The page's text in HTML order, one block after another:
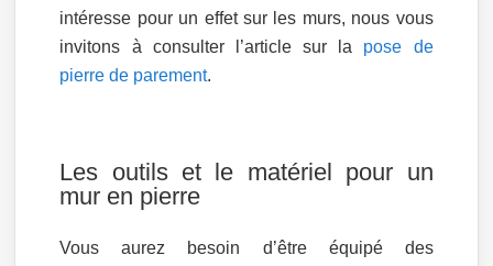
intéresse pour un effet sur les murs, nous vous
invitons à consulter l’article sur la pose de
pierre de parement.
Les outils et le matériel pour un
mur en pierre
Vous aurez besoin d’être équipé des